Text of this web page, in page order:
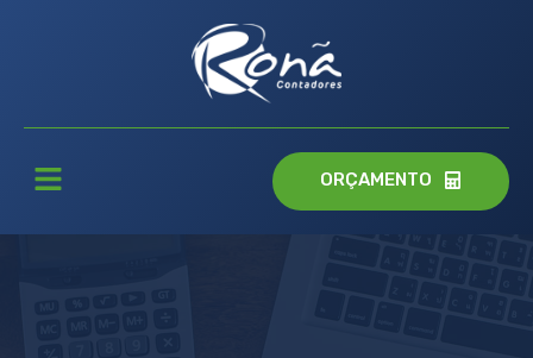
ORÇAMENTO